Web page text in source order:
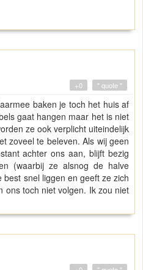
" quote "
+0
baken je toch het huis af
gaat hangen maar het is niet
ze ook verplicht uiteindelijk
zoveel te beleven. Als wij geen
achter ons aan, blijft bezig
(waarbij ze alsnog de halve
snel liggen en geeft ze zich
ons toch niet volgen. Ik zou niet